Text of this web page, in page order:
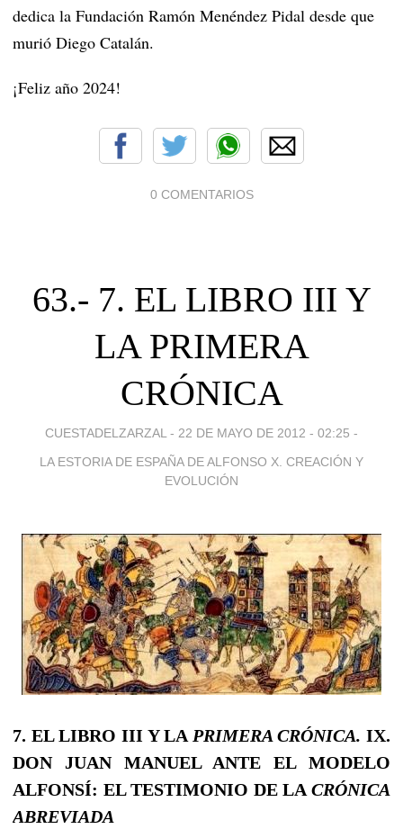
dedica la Fundación Ramón Menéndez Pidal desde que
murió Diego Catalán.
¡Feliz año 2024!
0 COMENTARIOS
63.- 7. EL LIBRO III Y
LA PRIMERA
CRÓNICA
CUESTADELZARZAL - 22 DE MAYO DE 2012 - 02:25 -
LA ESTORIA DE ESPAÑA DE ALFONSO X. CREACIÓN Y
EVOLUCIÓN
7. EL LIBRO III Y LA PRIMERA CRÓNICA. IX.
DON JUAN MANUEL ANTE EL MODELO
ALFONSÍ: EL TESTIMONIO DE LA CRÓNICA
ABREVIADA